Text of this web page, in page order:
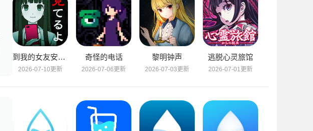
到我的女友安息为止
2026-07-10更新
奇怪的电话
2026-07-06更新
黎明钟声
2026-07-03更新
逃脱心灵旅馆
2026-07-01更新